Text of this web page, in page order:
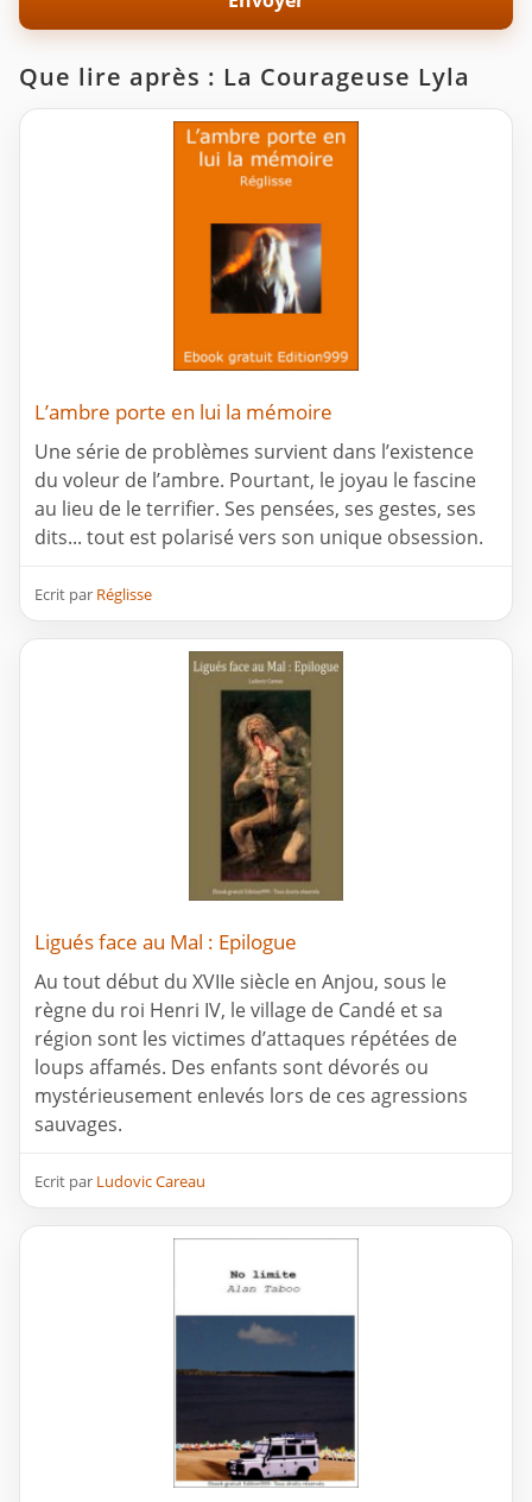
Que lire après : La Courageuse Lyla
L’ambre porte en lui la mémoire
Une série de problèmes survient dans l’existence
du voleur de l’ambre. Pourtant, le joyau le fascine
au lieu de le terrifier. Ses pensées, ses gestes, ses
dits... tout est polarisé vers son unique obsession.
Ecrit par Réglisse
Ligués face au Mal : Epilogue
Au tout début du XVIIe siècle en Anjou, sous le
règne du roi Henri IV, le village de Candé et sa
région sont les victimes d’attaques répétées de
loups affamés. Des enfants sont dévorés ou
mystérieusement enlevés lors de ces agressions
sauvages.
Ecrit par Ludovic Careau